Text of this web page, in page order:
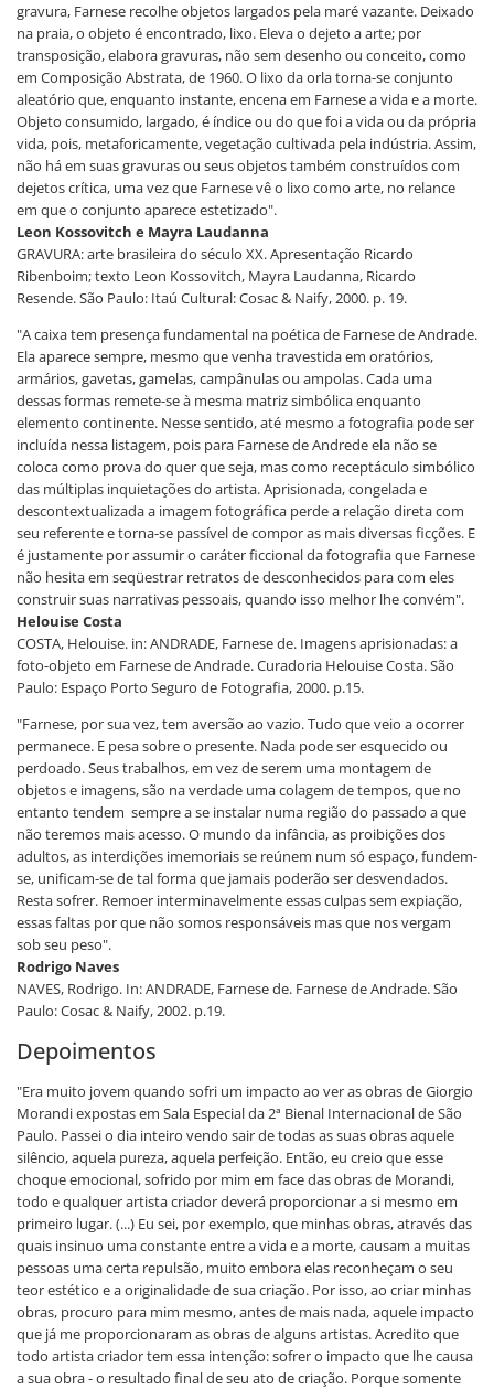
gravura, Farnese recolhe objetos largados pela maré vazante. Deixado
na praia, o objeto é encontrado, lixo. Eleva o dejeto a arte; por
transposição, elabora gravuras, não sem desenho ou conceito, como
em Composição Abstrata, de 1960. O lixo da orla torna-se conjunto
aleatório que, enquanto instante, encena em Farnese a vida e a morte.
Objeto consumido, largado, é índice ou do que foi a vida ou da própria
vida, pois, metaforicamente, vegetação cultivada pela indústria. Assim,
não há em suas gravuras ou seus objetos também construídos com
dejetos crítica, uma vez que Farnese vê o lixo como arte, no relance
em que o conjunto aparece estetizado".
Leon Kossovitch e Mayra Laudanna
GRAVURA: arte brasileira do século XX. Apresentação Ricardo
Ribenboim; texto Leon Kossovitch, Mayra Laudanna, Ricardo
Resende. São Paulo: Itaú Cultural: Cosac & Naify, 2000. p. 19.
"A caixa tem presença fundamental na poética de Farnese de Andrade.
Ela aparece sempre, mesmo que venha travestida em oratórios,
armários, gavetas, gamelas, campânulas ou ampolas. Cada uma
dessas formas remete-se à mesma matriz simbólica enquanto
elemento continente. Nesse sentido, até mesmo a fotografia pode ser
incluída nessa listagem, pois para Farnese de Andrede ela não se
coloca como prova do quer que seja, mas como receptáculo simbólico
das múltiplas inquietações do artista. Aprisionada, congelada e
descontextualizada a imagem fotográfica perde a relação direta com
seu referente e torna-se passível de compor as mais diversas ficções. E
é justamente por assumir o caráter ficcional da fotografia que Farnese
não hesita em seqüestrar retratos de desconhecidos para com eles
construir suas narrativas pessoais, quando isso melhor lhe convém".
Helouise Costa
COSTA, Helouise. in: ANDRADE, Farnese de. Imagens aprisionadas: a
foto-objeto em Farnese de Andrade. Curadoria Helouise Costa. São
Paulo: Espaço Porto Seguro de Fotografia, 2000. p.15.
"Farnese, por sua vez, tem aversão ao vazio. Tudo que veio a ocorrer
permanece. E pesa sobre o presente. Nada pode ser esquecido ou
perdoado. Seus trabalhos, em vez de serem uma montagem de
objetos e imagens, são na verdade uma colagem de tempos, que no
entanto tendem sempre a se instalar numa região do passado a que
não teremos mais acesso. O mundo da infância, as proibições dos
adultos, as interdições imemoriais se reúnem num só espaço, fundem-
se, unificam-se de tal forma que jamais poderão ser desvendados.
Resta sofrer. Remoer interminavelmente essas culpas sem expiação,
essas faltas por que não somos responsáveis mas que nos vergam
sob seu peso".
Rodrigo Naves
NAVES, Rodrigo. In: ANDRADE, Farnese de. Farnese de Andrade. São
Paulo: Cosac & Naify, 2002. p.19.
Depoimentos
"Era muito jovem quando sofri um impacto ao ver as obras de Giorgio
Morandi expostas em Sala Especial da 2ª Bienal Internacional de São
Paulo. Passei o dia inteiro vendo sair de todas as suas obras aquele
silêncio, aquela pureza, aquela perfeição. Então, eu creio que esse
choque emocional, sofrido por mim em face das obras de Morandi,
todo e qualquer artista criador deverá proporcionar a si mesmo em
primeiro lugar. (...) Eu sei, por exemplo, que minhas obras, através das
quais insinuo uma constante entre a vida e a morte, causam a muitas
pessoas uma certa repulsão, muito embora elas reconheçam o seu
teor estético e a originalidade de sua criação. Por isso, ao criar minhas
obras, procuro para mim mesmo, antes de mais nada, aquele impacto
que já me proporcionaram as obras de alguns artistas. Acredito que
todo artista criador tem essa intenção: sofrer o impacto que lhe causa
a sua obra - o resultado final de seu ato de criação. Porque somente